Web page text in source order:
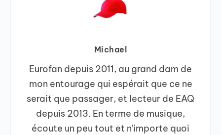
Michael
Eurofan depuis 2011, au grand dam de
mon entourage qui espérait que ce ne
serait que passager, et lecteur de EAQ
depuis 2013. En terme de musique,
écoute un peu tout et n'importe quoi